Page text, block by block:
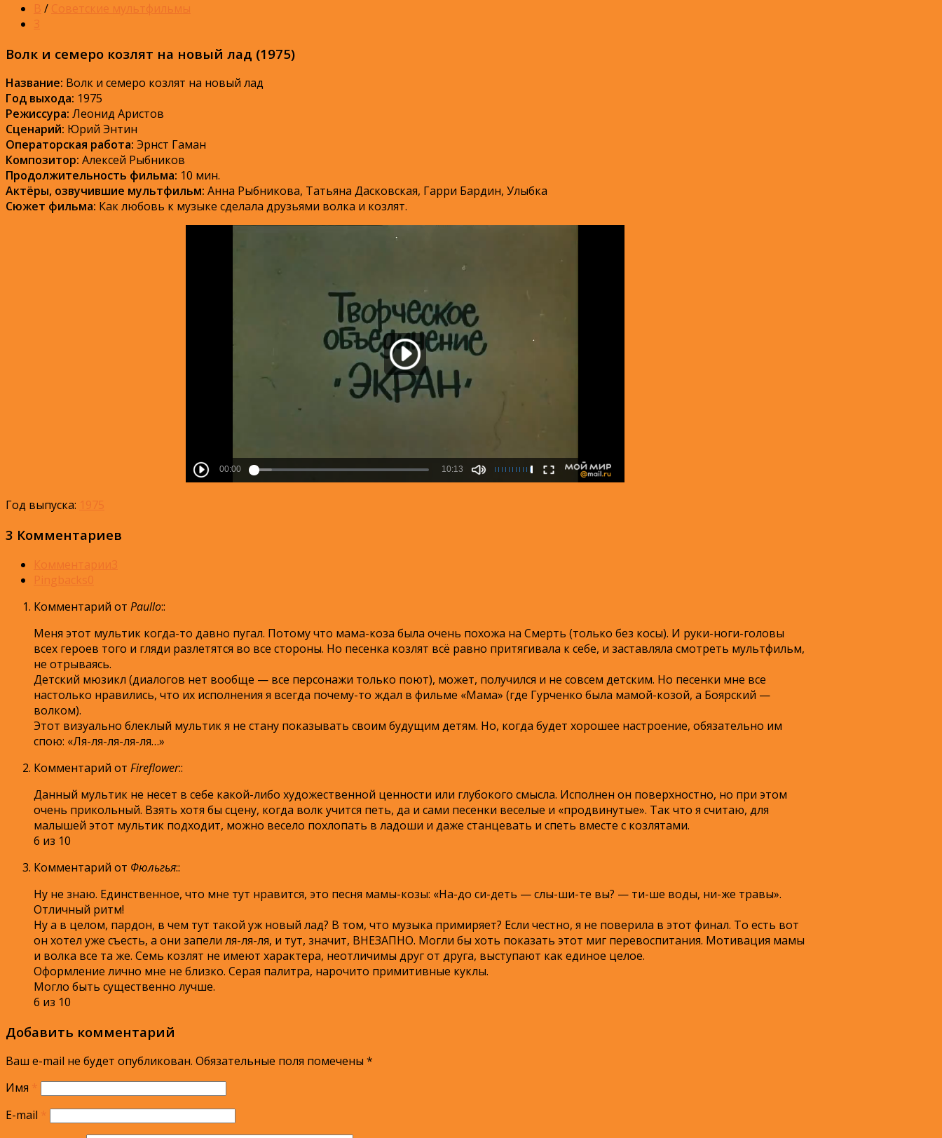
В / Советские мультфильмы
3
Волк и семеро козлят на новый лад (1975)
Название: Волк и семеро козлят на новый лад
Год выхода: 1975
Режиссура: Леонид Аристов
Сценарий: Юрий Энтин
Операторская работа: Эрнст Гаман
Композитор: Алексей Рыбников
Продолжительность фильма: 10 мин.
Актёры, озвучившие мультфильм: Анна Рыбникова, Татьяна Дасковская, Гарри Бардин, Улыбка
Сюжет фильма: Как любовь к музыке сделала друзьями волка и козлят.
Год выпуска: 1975
3 Комментариев
Комментарии3
Pingbacks0
Комментарий от Paullo::
Меня этот мультик когда-то давно пугал. Потому что мама-коза была очень похожа на Смерть (только без косы). И руки-ноги-головы
всех героев того и гляди разлетятся во все стороны. Но песенка козлят всё равно притягивала к себе, и заставляла смотреть мультфильм,
не отрываясь.
Детский мюзикл (диалогов нет вообще — все персонажи только поют), может, получился и не совсем детским. Но песенки мне все
настолько нравились, что их исполнения я всегда почему-то ждал в фильме «Мама» (где Гурченко была мамой-козой, а Боярский —
волком).
Этот визуально блеклый мультик я не стану показывать своим будущим детям. Но, когда будет хорошее настроение, обязательно им
спою: «Ля-ля-ля-ля-ля…»
Комментарий от Fireflower::
Данный мультик не несет в себе какой-либо художественной ценности или глубокого смысла. Исполнен он поверхностно, но при этом
очень прикольный. Взять хотя бы сцену, когда волк учится петь, да и сами песенки веселые и «продвинутые». Так что я считаю, для
малышей этот мультик подходит, можно весело похлопать в ладоши и даже станцевать и спеть вместе с козлятами.
6 из 10
Комментарий от Фюльгья::
Ну не знаю. Единственное, что мне тут нравится, это песня мамы-козы: «На-до си-деть — слы-ши-те вы? — ти-ше воды, ни-же травы».
Отличный ритм!
Ну а в целом, пардон, в чем тут такой уж новый лад? В том, что музыка примиряет? Если честно, я не поверила в этот финал. То есть вот
он хотел уже съесть, а они запели ля-ля-ля, и тут, значит, ВНЕЗАПНО. Могли бы хоть показать этот миг перевоспитания. Мотивация мамы
и волка все та же. Семь козлят не имеют характера, неотличимы друг от друга, выступают как единое целое.
Оформление лично мне не близко. Серая палитра, нарочито примитивные куклы.
Могло быть существенно лучше.
6 из 10
Добавить комментарий
Ваш e-mail не будет опубликован. Обязательные поля помечены *
Имя *
E-mail *